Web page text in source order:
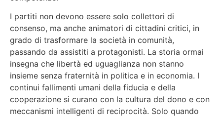
I partiti non devono essere solo collettori di
consenso, ma anche animatori di cittadini critici, in
grado di trasformare la società in comunità,
passando da assistiti a protagonisti. La storia ormai
insegna che libertà ed uguaglianza non stanno
insieme senza fraternità in politica e in economia. I
continui fallimenti umani della fiducia e della
cooperazione si curano con la cultura del dono e con
meccanismi intelligenti di reciprocità. Solo quando